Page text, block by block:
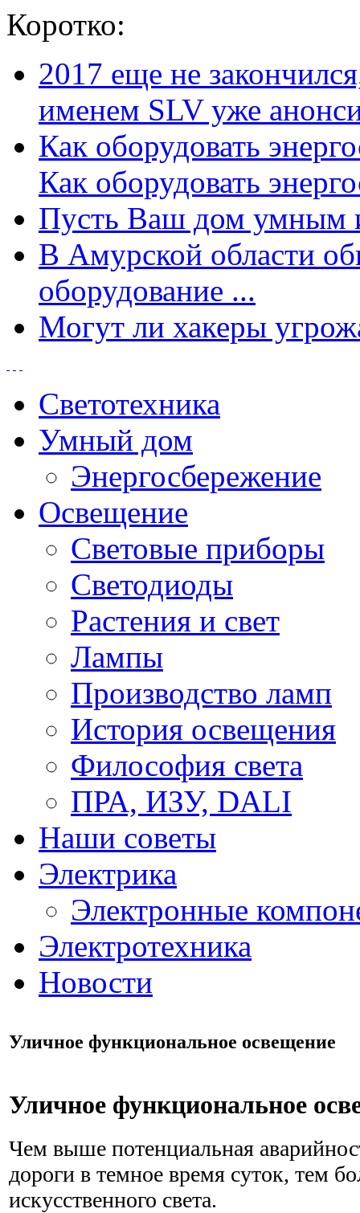
Коротко:
2017 еще не
именем SLV уже
Как оборудовать
Как оборудовать
Пусть Ваш дом умным
В Амурской области
оборудование ...
Могут ли хакеры
Светотехника
Умный дом
Энергосбережение
Освещение
Световые приборы
Светодиоды
Растения и свет
Лампы
Производство ламп
История освещения
Философия света
ПРА, ИЗУ, DALI
Наши советы
Электрика
Электронные
Электротехника
Новости
Уличное функциональное освещение
Уличное функциональное
Чем выше потенциальная
дороги в темное время суток, тем
искусственного света.